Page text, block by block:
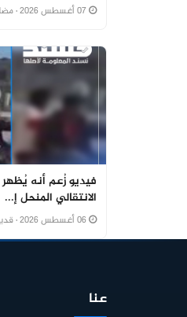
·
فيديو زُعم أنه
الانتقالي المنحل إ...
·
عنا